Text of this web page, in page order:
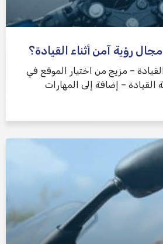
رؤية آمن أثناء القيادة؟
– مزيج من اختيار الموقع في
– إضافة إلى المهارات